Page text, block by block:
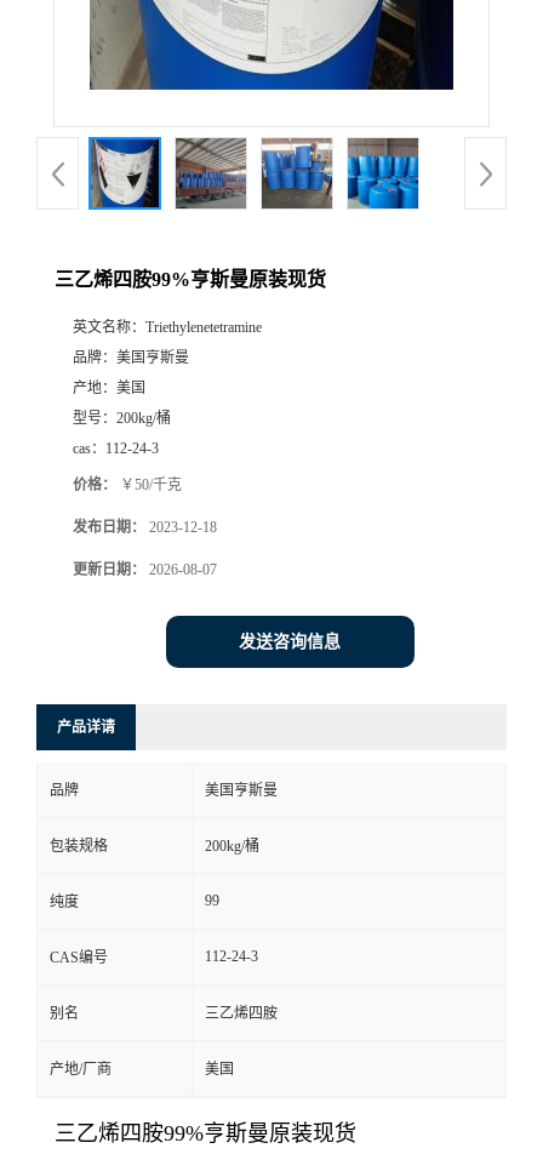
三乙烯四胺99%亨斯曼原装现货
英文名称： Triethylenetetramine
品牌： 美国亨斯曼
产地： 美国
型号： 200kg/桶
cas： 112-24-3
价格： ￥50/千克
发布日期： 2023-12-18
更新日期： 2026-08-07
发送咨询信息
产品详请
品牌 美国亨斯曼
包装规格 200kg/桶
纯度 99
CAS编号 112-24-3
别名 三乙烯四胺
产地/厂商 美国
三乙烯四胺99%亨斯曼原装现货